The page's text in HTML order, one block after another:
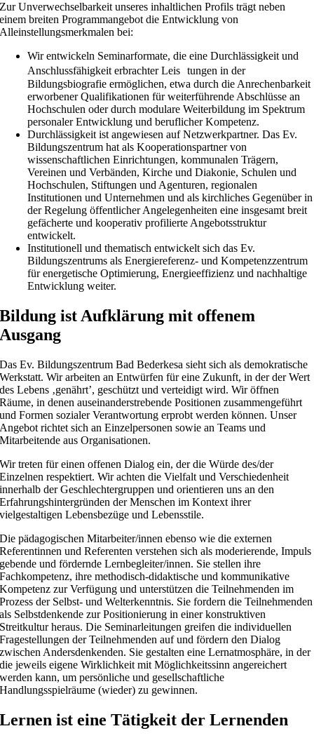
Zur Unverwechselbarkeit unseres inhaltlichen Profils trägt neben
einem breiten Programmangebot die Entwicklung von
Alleinstellungsmerkmalen bei:
Wir entwickeln Seminarformate, die eine Durchlässigkeit und
Anschlussfähigkeit erbrachter Leis tungen in der
Bildungsbiografie ermöglichen, etwa durch die Anrechenbarkeit
erworbener Qualifikationen für weiterführende Abschlüsse an
Hochschulen oder durch modulare Weiterbildung im Spektrum
personaler Entwicklung und beruflicher Kompetenz.
Durchlässigkeit ist angewiesen auf Netzwerkpartner. Das Ev.
Bildungszentrum hat als Kooperationspartner von
wissenschaftlichen Einrichtungen, kommunalen Trägern,
Vereinen und Verbänden, Kirche und Diakonie, Schulen und
Hochschulen, Stiftungen und Agenturen, regionalen
Institutionen und Unternehmen und als kirchliches Gegenüber in
der Regelung öffentlicher Angelegenheiten eine insgesamt breit
gefächerte und kooperativ profilierte Angebotsstruktur
entwickelt.
Institutionell und thematisch entwickelt sich das Ev.
Bildungszentrums als Energiereferenz- und Kompetenzzentrum
für energetische Optimierung, Energieeffizienz und nachhaltige
Entwicklung weiter.
Bildung ist Aufklärung mit offenem
Ausgang
Das Ev. Bildungszentrum Bad Bederkesa sieht sich als demokratische
Werkstatt. Wir arbeiten an Entwürfen für eine Zukunft, in der der Wert
des Lebens ‚genährt’, geschützt und verteidigt wird. Wir öffnen
Räume, in denen auseinanderstrebende Positionen zusammengeführt
und Formen sozialer Verantwortung erprobt werden können. Unser
Angebot richtet sich an Einzelpersonen sowie an Teams und
Mitarbeitende aus Organisationen.
Wir treten für einen offenen Dialog ein, der die Würde des/der
Einzelnen respektiert. Wir achten die Vielfalt und Verschiedenheit
innerhalb der Geschlechtergruppen und orientieren uns an den
Erfahrungshintergründen der Menschen im Kontext ihrer
vielgestaltigen Lebensbezüge und Lebensstile.
Die pädagogischen Mitarbeiter/innen ebenso wie die externen
Referentinnen und Referenten verstehen sich als moderierende, Impuls
gebende und fördernde Lernbegleiter/innen. Sie stellen ihre
Fachkompetenz, ihre methodisch-didaktische und kommunikative
Kompetenz zur Verfügung und unterstützen die Teilnehmenden im
Prozess der Selbst- und Welterkenntnis. Sie fordern die Teilnehmenden
als Selbstdenkende zur Positionierung in einer konstruktiven
Streitkultur heraus. Die Seminarleitungen greifen die individuellen
Fragestellungen der Teilnehmenden auf und fördern den Dialog
zwischen Andersdenkenden. Sie gestalten eine Lernatmosphäre, in der
die jeweils eigene Wirklichkeit mit Möglichkeitssinn angereichert
werden kann, um persönliche und gesellschaftliche
Handlungsspielräume (wieder) zu gewinnen.
Lernen ist eine Tätigkeit der Lernenden